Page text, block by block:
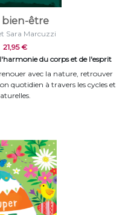
être
Sara Marcuzzi
21,95 €
du corps et de l'esprit
avec la nature, retrouver
quotidien à travers les cycles et